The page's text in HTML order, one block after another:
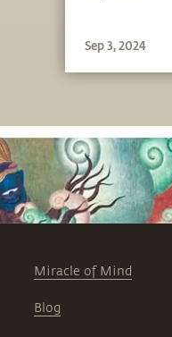
Sep 3, 2024
Miracle of Mind
Blog